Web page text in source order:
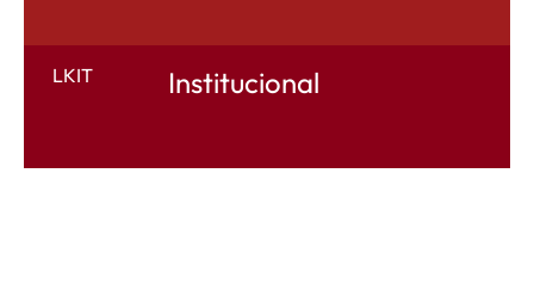
LKIT Institucional